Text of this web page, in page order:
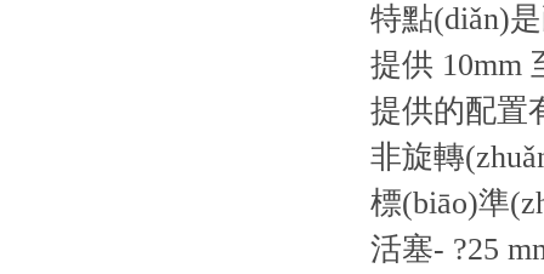
特點(diǎn)
提供 10mm
提供的配置
非旋轉
標(biāo)準
活塞- ?25